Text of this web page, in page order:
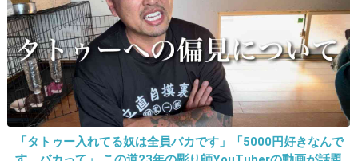
24. 匿名2015/02/19(木) 21:49:49
きりしょー、いつも肌綺麗って思う
+21 -21
25. 匿名 2015/02/19(木) 21:50:04
島根県邑南町
「タトゥー入れてる奴は全員バカです」「5000円好きなんで